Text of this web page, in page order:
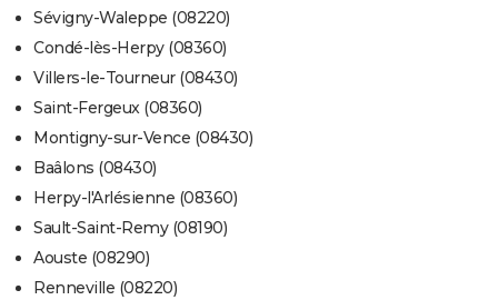
Sévigny-Waleppe (08220)
Condé-lès-Herpy (08360)
Villers-le-Tourneur (08430)
Saint-Fergeux (08360)
Montigny-sur-Vence (08430)
Baâlons (08430)
Herpy-l'Arlésienne (08360)
Sault-Saint-Remy (08190)
Aouste (08290)
Renneville (08220)